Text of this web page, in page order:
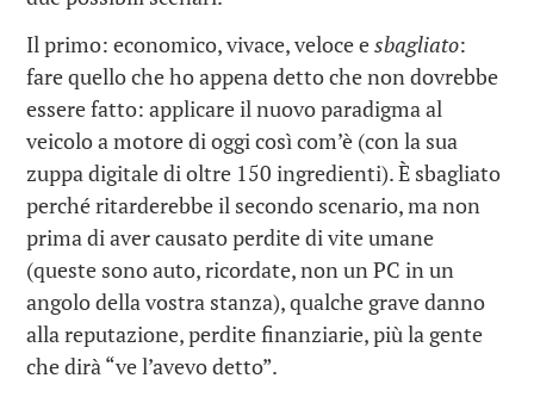
Il primo: economico, vivace, veloce esbagliato:
fare quello che ho appena detto che non dovrebbe
essere fatto: applicare il nuovo paradigma al
veicolo a motore di oggi così com’è (con la sua
zuppa digitale di oltre 150 ingredienti). È sbagliato
perché ritarderebbe il secondo scenario, ma non
prima di aver causato perdite di vite umane
(queste sono auto, ricordate, non un PC in un
angolo della vostra stanza), qualche grave danno
alla reputazione, perdite finanziarie, più la gente
che dirà “ve l’avevo detto”.